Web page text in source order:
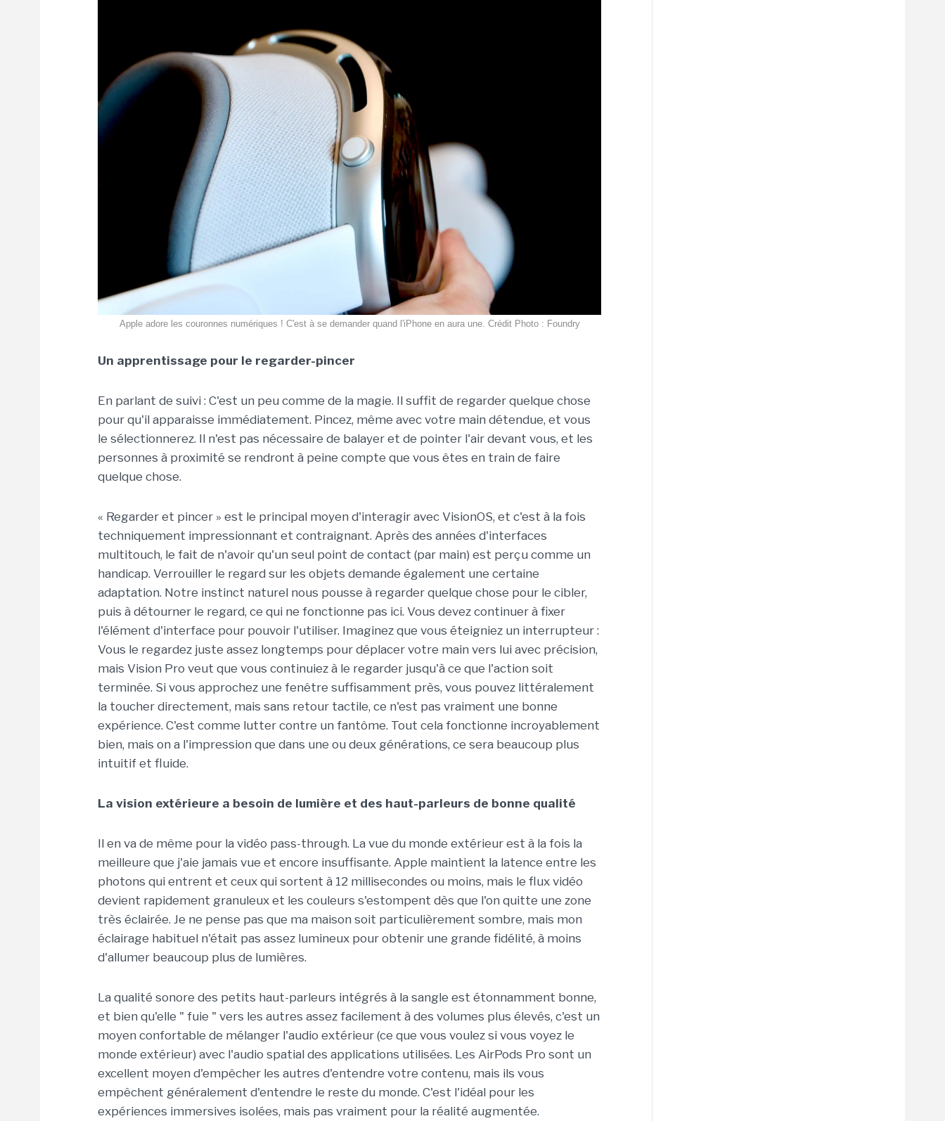
Apple adore les couronnes numériques ! C'est à se demander quand l'iPhone en aura une. Crédit Photo : Foundry
Un apprentissage pour le regarder-pincer
En parlant de suivi : C'est un peu comme de la magie. Il suffit de regarder quelque chose
pour qu'il apparaisse immédiatement. Pincez, même avec votre main détendue, et vous
le sélectionnerez. Il n'est pas nécessaire de balayer et de pointer l'air devant vous, et les
personnes à proximité se rendront à peine compte que vous êtes en train de faire
quelque chose.
« Regarder et pincer » est le principal moyen d'interagir avec VisionOS, et c'est à la fois
techniquement impressionnant et contraignant. Après des années d'interfaces
multitouch, le fait de n'avoir qu'un seul point de contact (par main) est perçu comme un
handicap. Verrouiller le regard sur les objets demande également une certaine
adaptation. Notre instinct naturel nous pousse à regarder quelque chose pour le cibler,
puis à détourner le regard, ce qui ne fonctionne pas ici. Vous devez continuer à fixer
l'élément d'interface pour pouvoir l'utiliser. Imaginez que vous éteigniez un interrupteur :
Vous le regardez juste assez longtemps pour déplacer votre main vers lui avec précision,
mais Vision Pro veut que vous continuiez à le regarder jusqu'à ce que l'action soit
terminée. Si vous approchez une fenêtre suffisamment près, vous pouvez littéralement
la toucher directement, mais sans retour tactile, ce n'est pas vraiment une bonne
expérience. C'est comme lutter contre un fantôme. Tout cela fonctionne incroyablement
bien, mais on a l'impression que dans une ou deux générations, ce sera beaucoup plus
intuitif et fluide.
La vision extérieure a besoin de lumière et des haut-parleurs de bonne qualité
Il en va de même pour la vidéo pass-through. La vue du monde extérieur est à la fois la
meilleure que j'aie jamais vue et encore insuffisante. Apple maintient la latence entre les
photons qui entrent et ceux qui sortent à 12 millisecondes ou moins, mais le flux vidéo
devient rapidement granuleux et les couleurs s'estompent dès que l'on quitte une zone
très éclairée. Je ne pense pas que ma maison soit particulièrement sombre, mais mon
éclairage habituel n'était pas assez lumineux pour obtenir une grande fidélité, à moins
d'allumer beaucoup plus de lumières.
La qualité sonore des petits haut-parleurs intégrés à la sangle est étonnamment bonne,
et bien qu'elle " fuie " vers les autres assez facilement à des volumes plus élevés, c'est un
moyen confortable de mélanger l'audio extérieur (ce que vous voulez si vous voyez le
monde extérieur) avec l'audio spatial des applications utilisées. Les AirPods Pro sont un
excellent moyen d'empêcher les autres d'entendre votre contenu, mais ils vous
empêchent généralement d'entendre le reste du monde. C'est l'idéal pour les
expériences immersives isolées, mais pas vraiment pour la réalité augmentée.